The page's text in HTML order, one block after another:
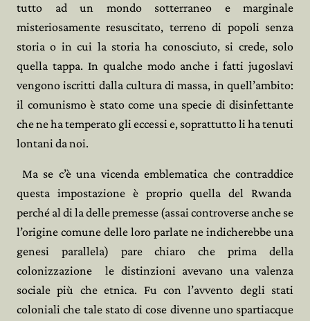
tutto ad un mondo sotterraneo e marginale
misteriosamente resuscitato, terreno di popoli senza
storia o in cui la storia ha conosciuto, si crede, solo
quella tappa. In qualche modo anche i fatti jugoslavi
vengono iscritti dalla cultura di massa, in quell’ambito:
il comunismo è stato come una specie di disinfettante
che ne ha temperato gli eccessi e, soprattutto li ha tenuti
lontani da noi.
Ma se c’è una vicenda emblematica che contraddice
questa impostazione è proprio quella del Rwanda
perché al di la delle premesse (assai controverse anche se
l’origine comune delle loro parlate ne indicherebbe una
genesi parallela) pare chiaro che prima della
colonizzazione le distinzioni avevano una valenza
sociale più che etnica. Fu con l’avvento degli stati
coloniali che tale stato di cose divenne uno spartiacque